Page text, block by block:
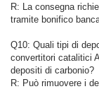
R: La consegna
tramite bonifico
Q10: Quali tipi di
convertitori catalitici
depositi di carbonio?
R: Può rimuovere i